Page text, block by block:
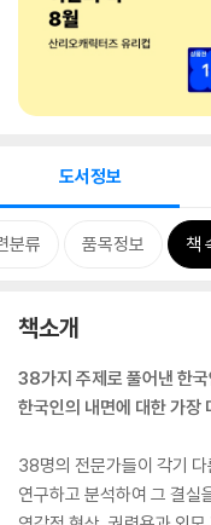
도서정보
분류 품목정보 책
책소개
38가지 주제로 풀어낸 한
한국인의 내면에 대한 가장
38명의 전문가들이 각기
연구하고 분석하여 그 결실